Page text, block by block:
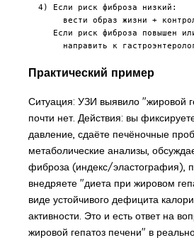
  4) Если риск фиброза низкий:
вести образ жизни +
Если риск фиброза повышен
направить к
Практический пример
Ситуация: УЗИ выявило "жировой
почти нет. Действия: вы
давление, сдаёте печёночные
метаболические анализы,
фиброза (индекс/эластография),
внедряете "диета при жировом
виде устойчивого дефицита
активности. Это и есть ответ на
жировой гепатоз печени" в